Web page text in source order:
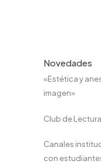
Novedades
«Estética y
imagen»
Club de
Canales
con